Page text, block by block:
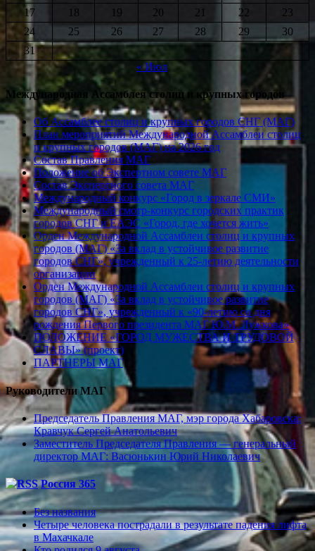
17
18 19 20 21 22
23
24
25 26 27 28 29
30
31
« Июл
Международная Ассамблея столиц и крупных городов
Об Ассамблее столиц и крупных городов СНГ (МАГ)
План мероприятий Международной Ассамблеи столиц
и крупных городов (МАГ) на 2026 год
Состав Правления МАГ
Положение об Экспертном совете МАГ
Состав Экспертного совета МАГ
Международный конкурс «Город в зеркале СМИ»
Международный смотр-конкурс городских практик
городов СНГ и ЕАЭС «Город, где хочется жить»
Орден Международной Ассамблеи столиц и крупных
городов (МАГ) «За вклад в устойчивое развитие
городов СНГ», учрежденный к 25-летию деятельности
организации
Орден Международной Ассамблеи столиц и крупных
городов (МАГ) «За вклад в устойчивое развитие
городов СНГ», учрежденный к «90-летию со дня
рождения Первого президента МАГ Ю.М. Лужкова»
ПОЛОЖЕНИЕ «ГОРОД МУЖЕСТВА И ТРУДОВОЙ
СЛАВЫ» (проект)
ПАРТНЕРЫ МАГ
Руководители МАГ
Председатель Правления МАГ, мэр города Хабаровска:
Кравчук Сергей Анатольевич
Заместитель Председателя Правления — генеральный
директор МАГ: Васюнькин Юрий Николаевич
Россия 365
Без названия
Четыре человека пострадали в результате падения лифта
в Махачкале